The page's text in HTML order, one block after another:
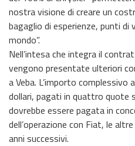
nostra visione di creare un
bagaglio di esperienze, punti
mondo”.
Nell’intesa che integra il
vengono presentate ulteriori
a Veba. L’importo
dollari, pagati in quattro quote
dovrebbe essere pagata in
dell’operazione con Fiat, le
anni successivi.